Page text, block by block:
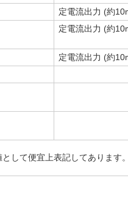
定電流出力 (約
定電流出力 (約
定電流出力 (約
して便宜上表記してあります。